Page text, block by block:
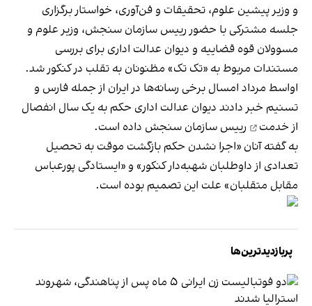
و وزیر پیشین علوم، تحقیقات و فن‌آوری، خواستار برگزاری
جلسه مشترکی با حضور رییس سازمان سنجش، وزیر علوم و
مسوولان قوه قضاییه و دیوان عدالت اداری برای بررسی
مستندات مربوط به «تک تک» مظنونان به تقلب در کنکور شد.
اواسط مرداد امسال برخی رسانه‌ها در ایران از جمله فارس و
تسنیم خبر دادند دیوان عدالت اداری حکم به یک سال انفصال
از خدمت
رییس سازمان سنجش داده است.
به گفته آنان «اجرا نشدن حکم بازگشت موقت به تحصیل
تعدادی از داوطلبان شهبه‌دار کنکور» و «ایستادگی پورعباس
مقابل متقلبان» علت این تصمیم بوده است.
پربازدیدترین‌ها